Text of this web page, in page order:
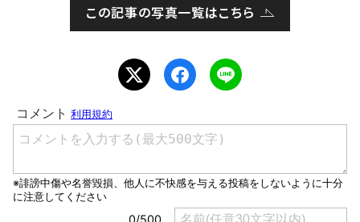
この記事の写真一覧はこちら